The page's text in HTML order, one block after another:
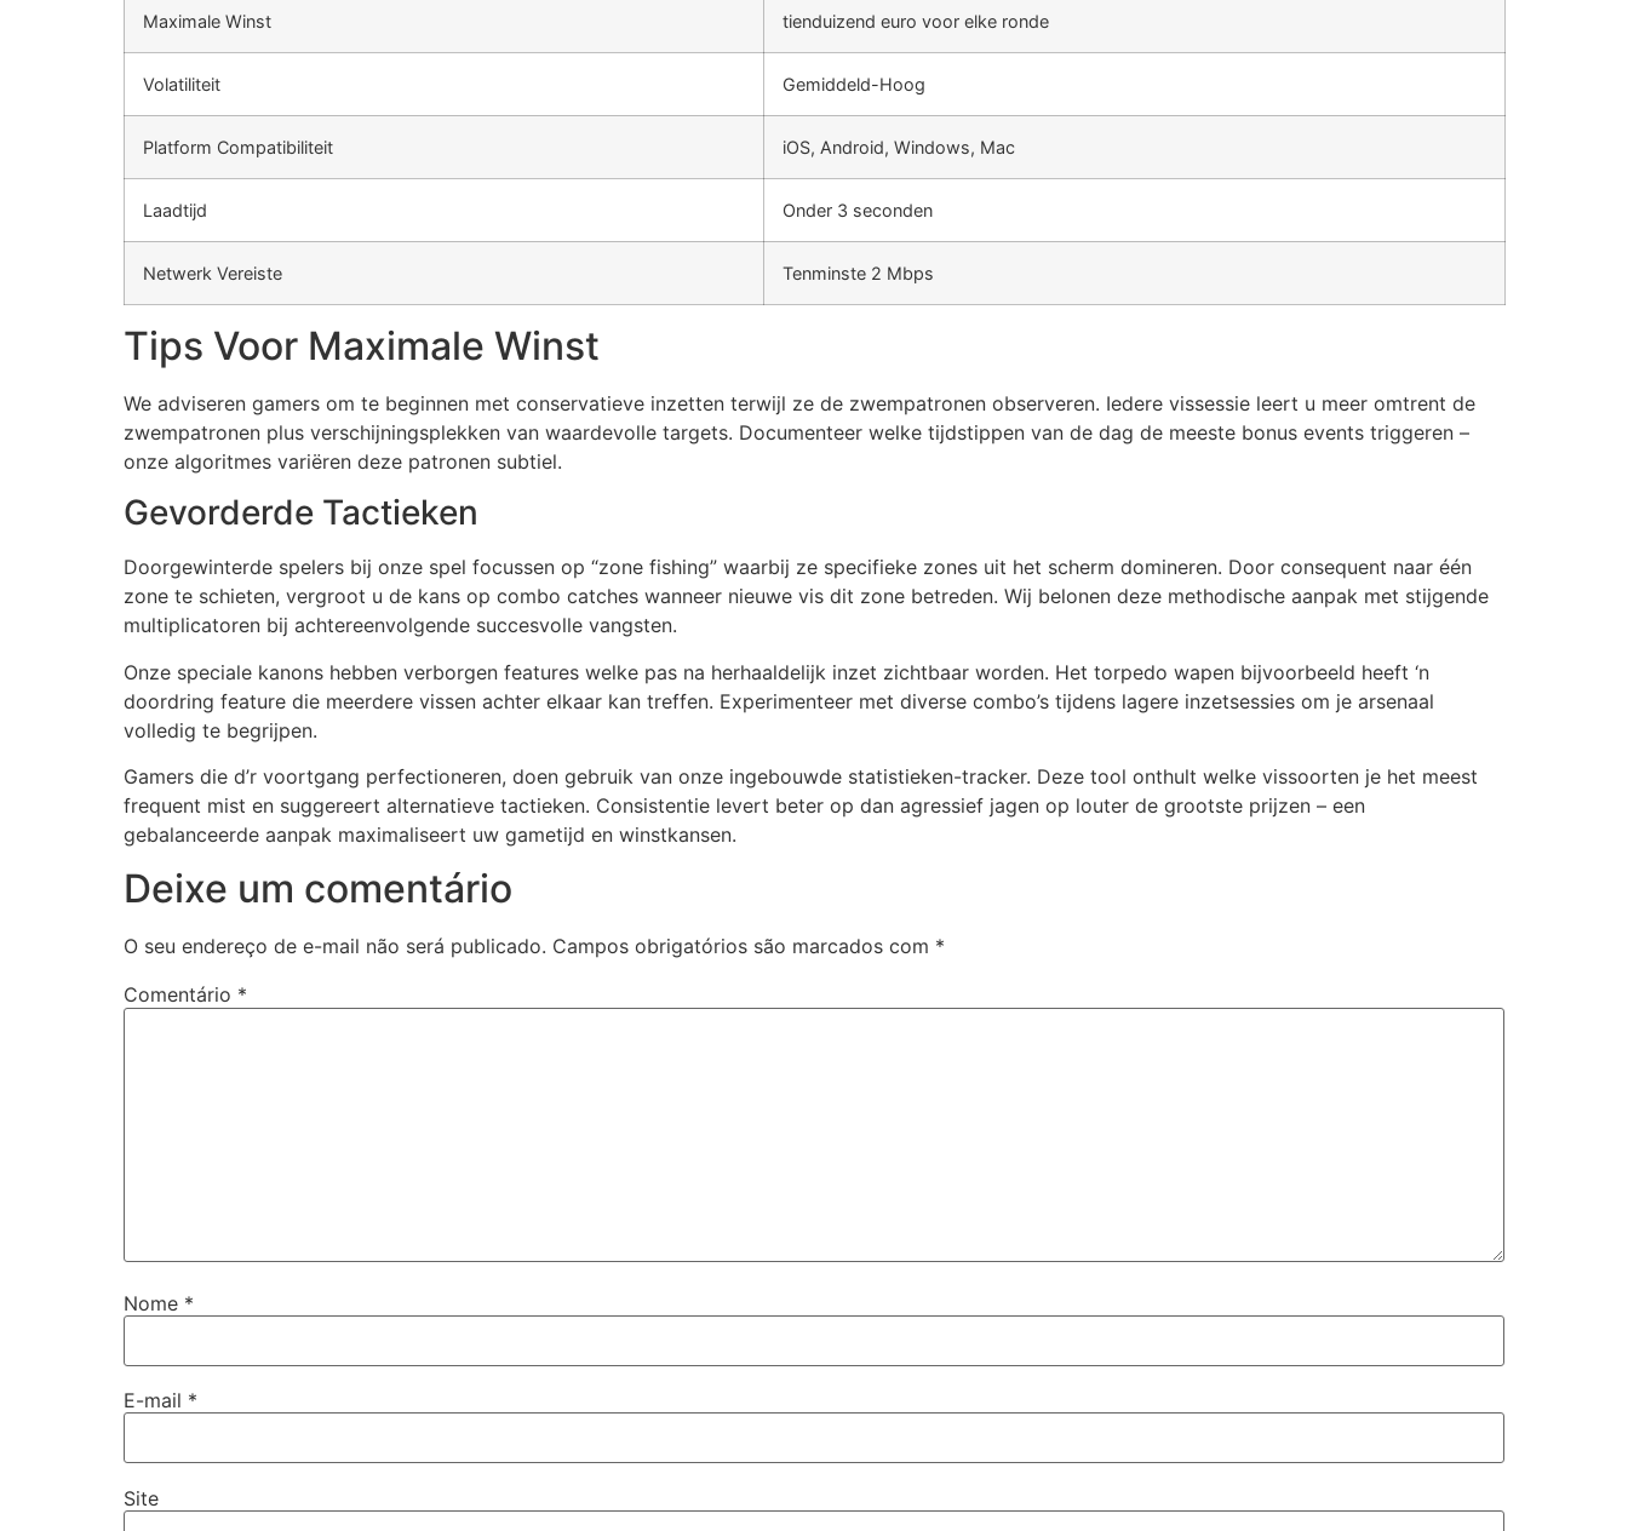
Maximale Winst tienduizend euro voor elke ronde
Volatiliteit Gemiddeld-Hoog
Platform Compatibiliteit iOS, Android, Windows, Mac
Laadtijd Onder 3 seconden
Netwerk Vereiste Tenminste 2 Mbps
Tips Voor Maximale Winst
We adviseren gamers om te beginnen met conservatieve inzetten terwijl ze de zwempatronen observeren. Iedere vissessie leert u meer omtrent de
zwempatronen plus verschijningsplekken van waardevolle targets. Documenteer welke tijdstippen van de dag de meeste bonus events triggeren –
onze algoritmes variëren deze patronen subtiel.
Gevorderde Tactieken
Doorgewinterde spelers bij onze spel focussen op “zone fishing” waarbij ze specifieke zones uit het scherm domineren. Door consequent naar één
zone te schieten, vergroot u de kans op combo catches wanneer nieuwe vis dit zone betreden. Wij belonen deze methodische aanpak met stijgende
multiplicatoren bij achtereenvolgende succesvolle vangsten.
Onze speciale kanons hebben verborgen features welke pas na herhaaldelijk inzet zichtbaar worden. Het torpedo wapen bijvoorbeeld heeft ‘n
doordring feature die meerdere vissen achter elkaar kan treffen. Experimenteer met diverse combo’s tijdens lagere inzetsessies om je arsenaal
volledig te begrijpen.
Gamers die d’r voortgang perfectioneren, doen gebruik van onze ingebouwde statistieken-tracker. Deze tool onthult welke vissoorten je het meest
frequent mist en suggereert alternatieve tactieken. Consistentie levert beter op dan agressief jagen op louter de grootste prijzen – een
gebalanceerde aanpak maximaliseert uw gametijd en winstkansen.
Deixe um comentário
O seu endereço de e-mail não será publicado. Campos obrigatórios são marcados com *
Comentário *
Nome *
E-mail *
Site